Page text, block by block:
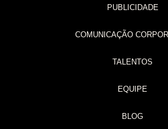
PUBLICIDADE
COMUNICAÇÃO
TALENTOS
EQUIPE
BLOG